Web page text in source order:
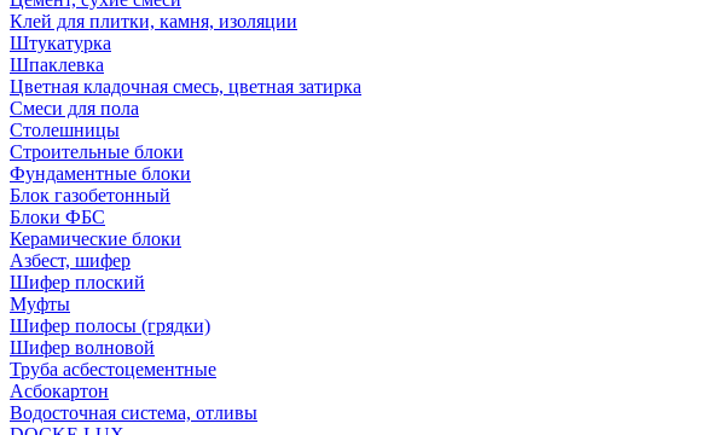
Клей для плитки, камня, изоляции
Штукатурка
Шпаклевка
Цветная кладочная смесь, цветная затирка
Смеси для пола
Столешницы
Строительные блоки
Фундаментные блоки
Блок газобетонный
Блоки ФБС
Керамические блоки
Азбест, шифер
Шифер плоский
Муфты
Шифер полосы (грядки)
Шифер волновой
Труба асбестоцементные
Асбокартон
Водосточная система, отливы